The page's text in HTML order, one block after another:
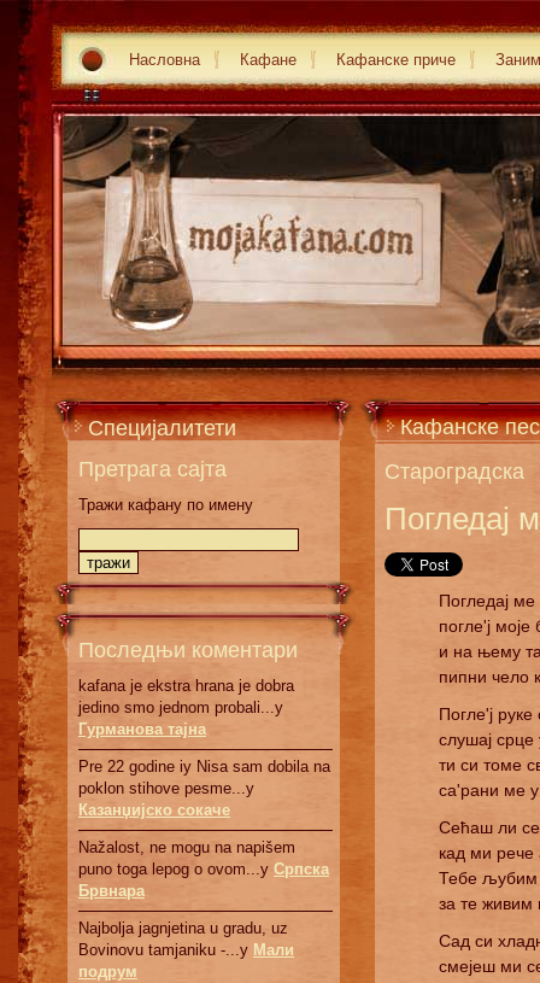
Насловна Кафане Кафанске приче
Специјалитети
Претрага сајта
Тражи кафану по имену
Последњи коментари
kafana je ekstra hrana je dobra
jedino smo jednom probali...у
Гурманова тајна
Pre 22 godine iy Nisa sam dobila na
poklon stihove pesme...у
Казанџијско сокаче
Nažalost, ne mogu na napišem
puno toga lepog o ovom...у Српскa
Брвнaрa
Najbolja jagnjetina u gradu, uz
Bovinovu tamjaniku -...у Мали
подрум
Кафанске
Староградска
Погледај
Погледај
погле'ј
и на њему
пипни чело
Погле'ј
слушај
ти си томе
са'рани ме
Сећаш ли
кад ми рече
Тебе љубим
за те живим
Сад си
смејеш ми